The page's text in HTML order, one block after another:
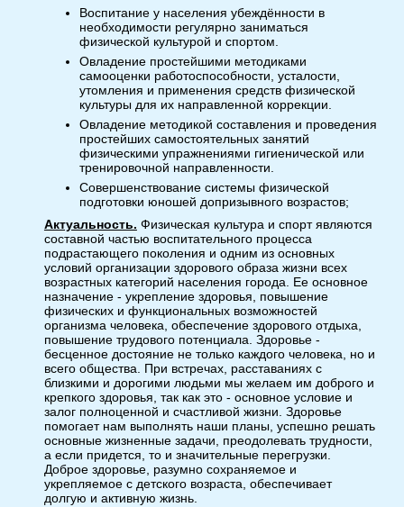
Воспитание у населения убеждённости в
необходимости регулярно заниматься
физической культурой и спортом.
Овладение простейшими методиками
самооценки работоспособности, усталости,
утомления и применения средств физической
культуры для их направленной коррекции.
Овладение методикой составления и проведения
простейших самостоятельных занятий
физическими упражнениями гигиенической или
тренировочной направленности.
Совершенствование системы физической
подготовки юношей допризывного возрастов;
Актуальность. Физическая культура и спорт являются
составной частью воспитательного процесса
подрастающего поколения и одним из основных
условий организации здорового образа жизни всех
возрастных категорий населения города. Ее основное
назначение - укрепление здоровья, повышение
физических и функциональных возможностей
организма человека, обеспечение здорового отдыха,
повышение трудового потенциала. Здоровье -
бесценное достояние не только каждого человека, но и
всего общества. При встречах, расставаниях с
близкими и дорогими людьми мы желаем им доброго и
крепкого здоровья, так как это - основное условие и
залог полноценной и счастливой жизни. Здоровье
помогает нам выполнять наши планы, успешно решать
основные жизненные задачи, преодолевать трудности,
а если придется, то и значительные перегрузки.
Доброе здоровье, разумно сохраняемое и
укрепляемое с детского возраста, обеспечивает
долгую и активную жизнь.